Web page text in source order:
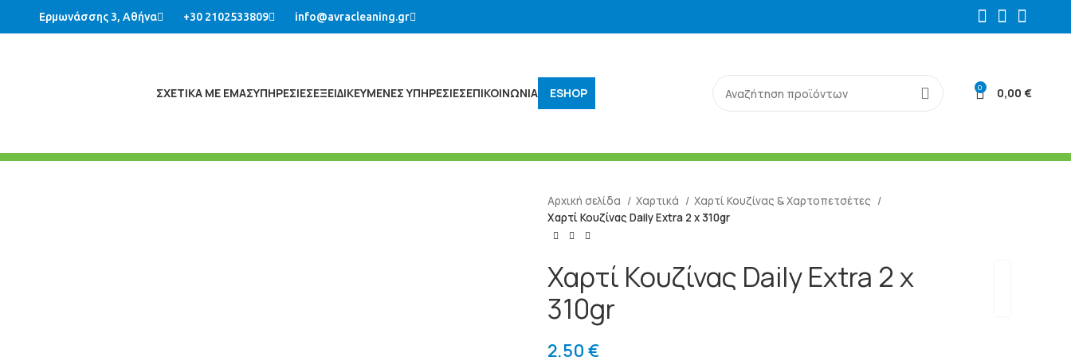
Ερμωνάσσης 3, Αθήνα +30 2102533809 info@avracleaning.gr
ΣΧΕΤΙΚΑ ΜΕ ΕΜΑΣΥΠΗΡΕΣΙΕΣΕΞΕΙΔΙΚΕΥΜΈΝΕΣ ΥΠΗΡΕΣΊΕΣΕΠΙΚΟΙΝΩΝΙΑ ESHOP 0 0,00€
Αρχική σελίδα Χαρτικά
Χαρτί Κουζίνας & Χαρτοπετσέτες
Χαρτί Κουζίνας Daily Extra 2 x 310gr
Χαρτί Κουζίνας Daily Extra 2 x
310gr
2,50 €